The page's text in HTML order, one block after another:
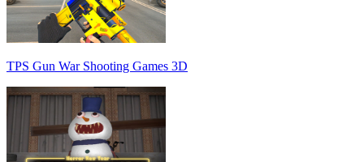
TPS Gun War Shooting Games 3D